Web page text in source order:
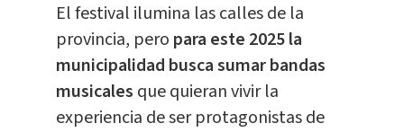
El festival ilumina las calles de la
provincia, pero para este 2025 la
municipalidad busca sumar bandas
musicales que quieran vivir la
experiencia de ser protagonistas de